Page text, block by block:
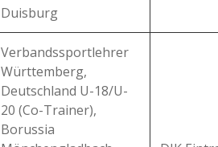
Duisburg
Verbandssportlehrer
Württemberg,
Deutschland U-18/U-
20 (Co-Trainer),
Borussia